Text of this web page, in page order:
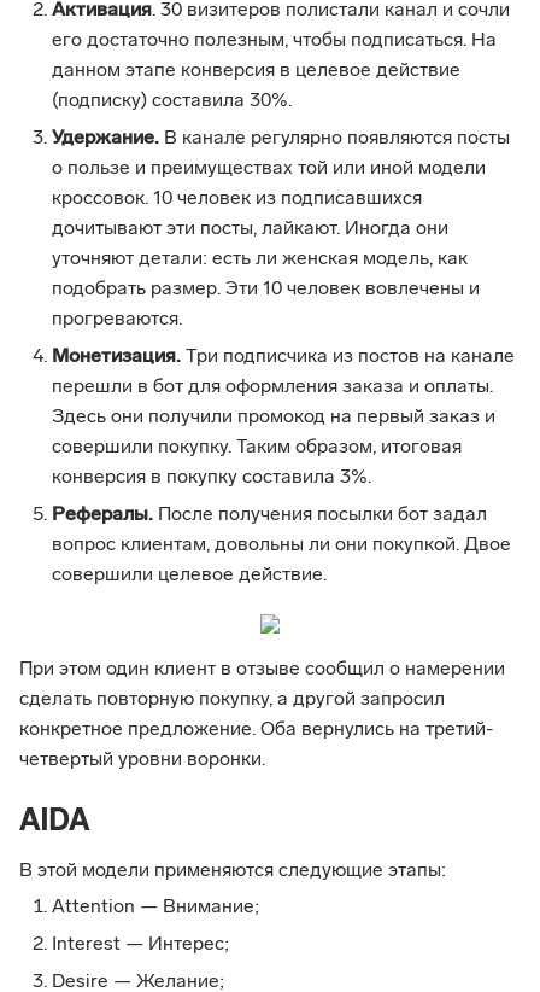
Активация. 30 визитеров полистали канал и сочли
его достаточно полезным, чтобы подписаться. На
данном этапе конверсия в целевое действие
(подписку) составила 30%.
Удержание. В канале регулярно появляются посты
о пользе и преимуществах той или иной модели
кроссовок. 10 человек из подписавшихся
дочитывают эти посты, лайкают. Иногда они
уточняют детали: есть ли женская модель, как
подобрать размер. Эти 10 человек вовлечены и
прогреваются.
Монетизация. Три подписчика из постов на канале
перешли в бот для оформления заказа и оплаты.
Здесь они получили промокод на первый заказ и
совершили покупку. Таким образом, итоговая
конверсия в покупку составила 3%.
Рефералы. После получения посылки бот задал
вопрос клиентам, довольны ли они покупкой. Двое
совершили целевое действие.
При этом один клиент в отзыве сообщил о намерении
сделать повторную покупку, а другой запросил
конкретное предложение. Оба вернулись на третий-
четвертый уровни воронки.
AIDA
В этой модели применяются следующие этапы:
Attention — Внимание;
Interest — Интерес;
Desire — Желание;